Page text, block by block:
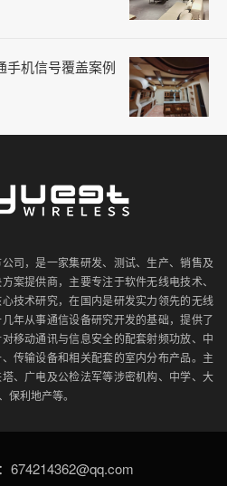
手机信号覆盖案例
司，是一家集研发、测试、生产、销售及
案提供商，主要专注于软件无线电技术、
技术研究，在国内是研发实力领先的无线
年从事通信设备研究开发的基础，提供了
移动通讯与信息安全的配套射频功放、中
传输设备和相关配套的室内分布产品。主
、广电及公检法军等涉密机构、中学、大
保利地产等。
674214362@qq.com